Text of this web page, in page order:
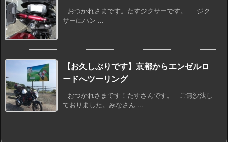
おつかれさまです。たすジクサーです。 ジク
サーにハン ...
【お久しぶりです】京都からエンゼルロ
ードへツーリング
おつかれさまです！たすさんです。 ご無沙汰し
ておりました。みなさん ...